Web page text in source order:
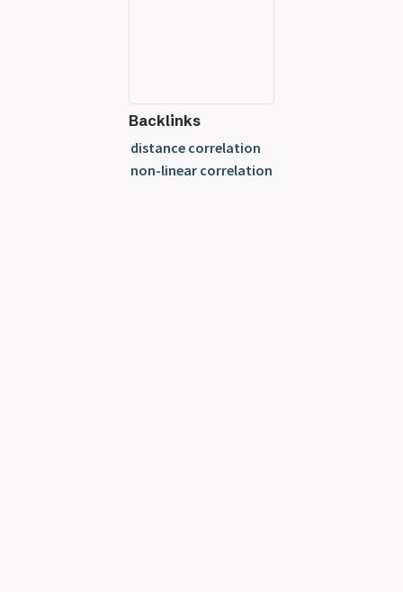
Backlinks
distance correlation
non-linear correlation